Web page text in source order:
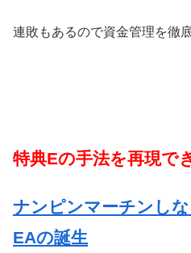
連敗もあるので資金管理を徹底
特典Eの手法を再現で
ナンピンマーチンし
EAの誕生